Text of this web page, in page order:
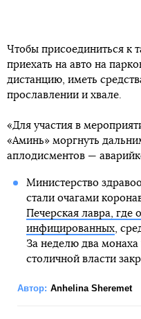
Чтобы присоединиться к
приехать на авто на
дистанцию, иметь
прославлении и хвале.
«Для участия в
«Аминь» моргнуть
аплодисментов —
Министерство
стали очагами
Печерская лавра, где
инфицированных,
За неделю два
столичной власти
Автор: Anhelina Sheremet